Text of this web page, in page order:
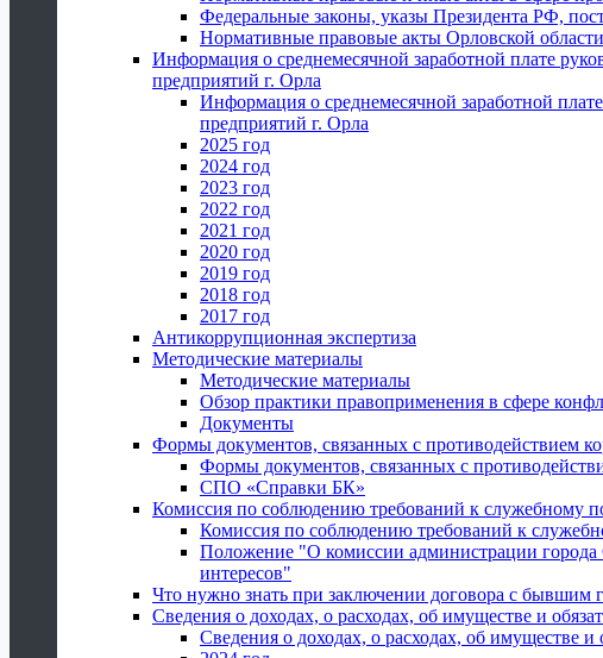
Федеральные законы, указы Президента РФ,
Нормативные правовые акты Орловской
Информация о среднемесячной заработной плате
предприятий г. Орла
Информация о среднемесячной заработной
предприятий г. Орла
2025 год
2024 год
2023 год
2022 год
2021 год
2020 год
2019 год
2018 год
2017 год
Антикоррупционная экспертиза
Методические материалы
Методические материалы
Обзор практики правоприменения в сфере
Документы
Формы документов, связанных с противодействием
Формы документов, связанных с
СПО «Справки БК»
Комиссия по соблюдению требований к служебному
Комиссия по соблюдению требований к
Положение "О комиссии администрации
интересов"
Что нужно знать при заключении договора с
Сведения о доходах, о расходах, об имуществе и
Сведения о доходах, о расходах, об имуществе и